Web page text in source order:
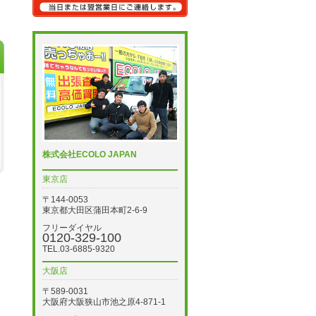
株式会社ECOLO JAPAN
東京店
〒144-0053
東京都大田区蒲田本町2-6-9
フリーダイヤル
0120-329-100
TEL.03-6885-9320
大阪店
〒589-0031
大阪府大阪狭山市池之原4-871-1